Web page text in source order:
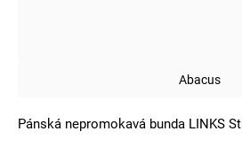
Abacus
Pánská nepromokavá bunda LINKS